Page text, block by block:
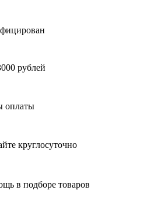
рублей
оплаты
круглосуточно
в подборе товаров